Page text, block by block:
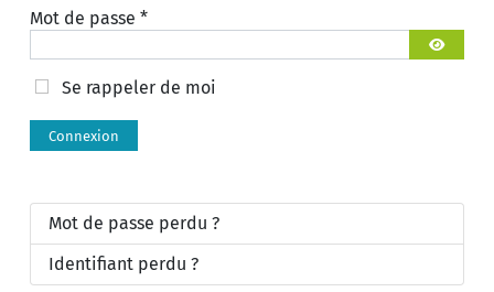
Mot de passe *
Afficher
Se rappeler de moi
Connexion
Mot de passe perdu ?
Identifiant perdu ?